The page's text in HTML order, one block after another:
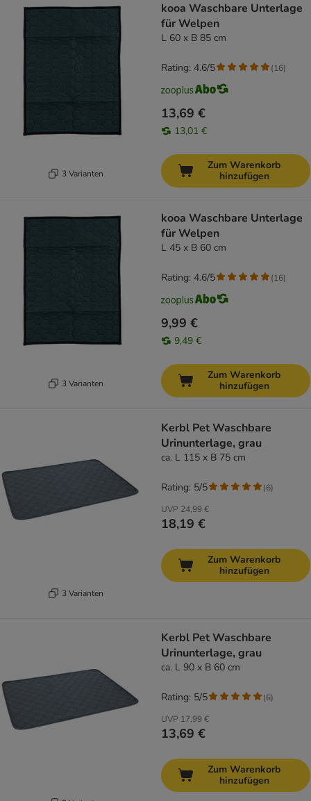
3 Varianten
kooa Waschbare Unterlage
für Welpen
L 60 x B 85 cm
13,69 €
13,01 €
Rating: 4.6/5 (16)
Zum Warenkorb
hinzufügen
3 Varianten
kooa Waschbare Unterlage
für Welpen
L 45 x B 60 cm
9,99 €
9,49 €
Rating: 4.6/5 (16)
Zum Warenkorb
hinzufügen
3 Varianten
Kerbl Pet Waschbare
Urinunterlage, grau
ca. L 115 x B 75 cm
UVP 24,99 €
18,19 €
Rating: 5/5 (6)
Zum Warenkorb
hinzufügen
Kerbl Pet Waschbare
Urinunterlage, grau
ca. L 90 x B 60 cm
UVP 17,99 €
13,69 €
Rating: 5/5 (6)
Zum Warenkorb
hinzufügen